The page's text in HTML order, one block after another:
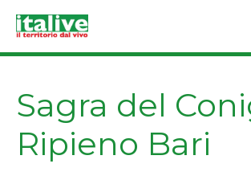
Sagra del
Ripieno Bari